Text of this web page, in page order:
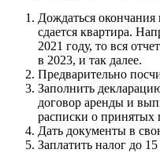
Дождаться окончания
сдается квартира.
2021 году, то вся
в 2023, и так далее.
Предварительно
Заполнить
договор аренды и
расписки о принятых
Дать документы в
Заплатить налог до